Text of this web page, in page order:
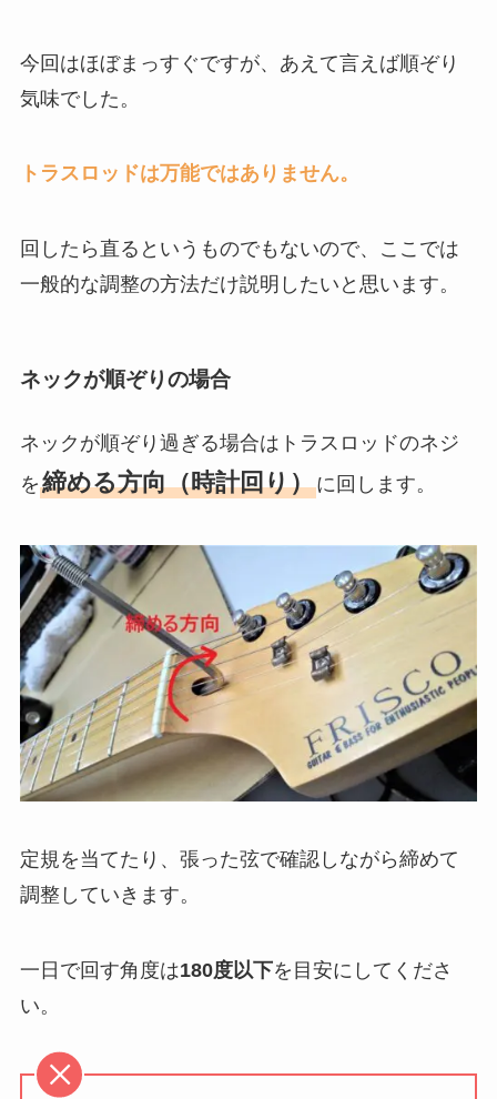
今回はほぼまっすぐですが、あえて言えば順ぞり
気味でした。
トラスロッドは万能ではありません。
回したら直るというものでもないので、ここでは
一般的な調整の方法だけ説明したいと思います。
ネックが順ぞりの場合
ネックが順ぞり過ぎる場合はトラスロッドのネジ
を締める方向（時計回り）に回します。
定規を当てたり、張った弦で確認しながら締めて
調整していきます。
一日で回す角度は180度以下を目安にしてくださ
い。